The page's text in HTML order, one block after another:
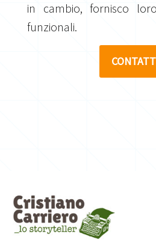
in cambio, fornisco
funzionali.